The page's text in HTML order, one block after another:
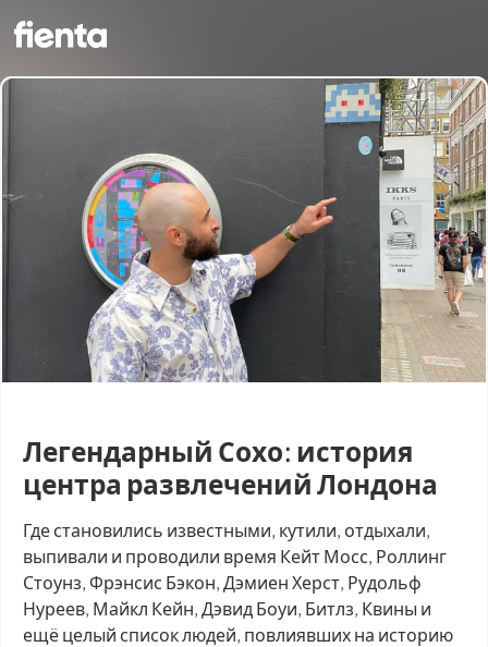
Легендарный Сохо: история
центра развлечений Лондона
Где становились известными, кутили, отдыхали,
выпивали и проводили время Кейт Мосс, Роллинг
Стоунз, Фрэнсис Бэкон, Дэмиен Херст, Рудольф
Нуреев, Майкл Кейн, Дэвид Боуи, Битлз, Квины и
ещё целый список людей, повлиявших на историю